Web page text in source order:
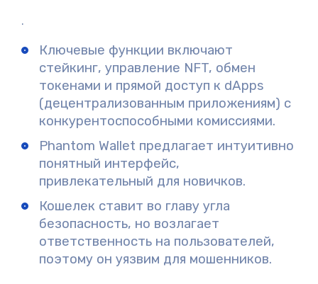
.
Ключевые функции включают
стейкинг, управление NFT, обмен
токенами и прямой доступ к dApps
(децентрализованным приложениям) с
конкурентоспособными комиссиями.
Phantom Wallet предлагает интуитивно
понятный интерфейс,
привлекательный для новичков.
Кошелек ставит во главу угла
безопасность, но возлагает
ответственность на пользователей,
поэтому он уязвим для мошенников.